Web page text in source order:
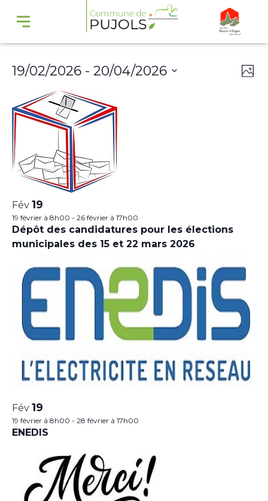
19/02/2026 - 20/04/2026
date.
Fév 19
19 février à 8h00 - 26 février à 17h00
Dépôt des candidatures pour les élections
municipales des 15 et 22 mars 2026
Fév 19
19 février à 8h00 - 28 février à 17h00
ENEDIS